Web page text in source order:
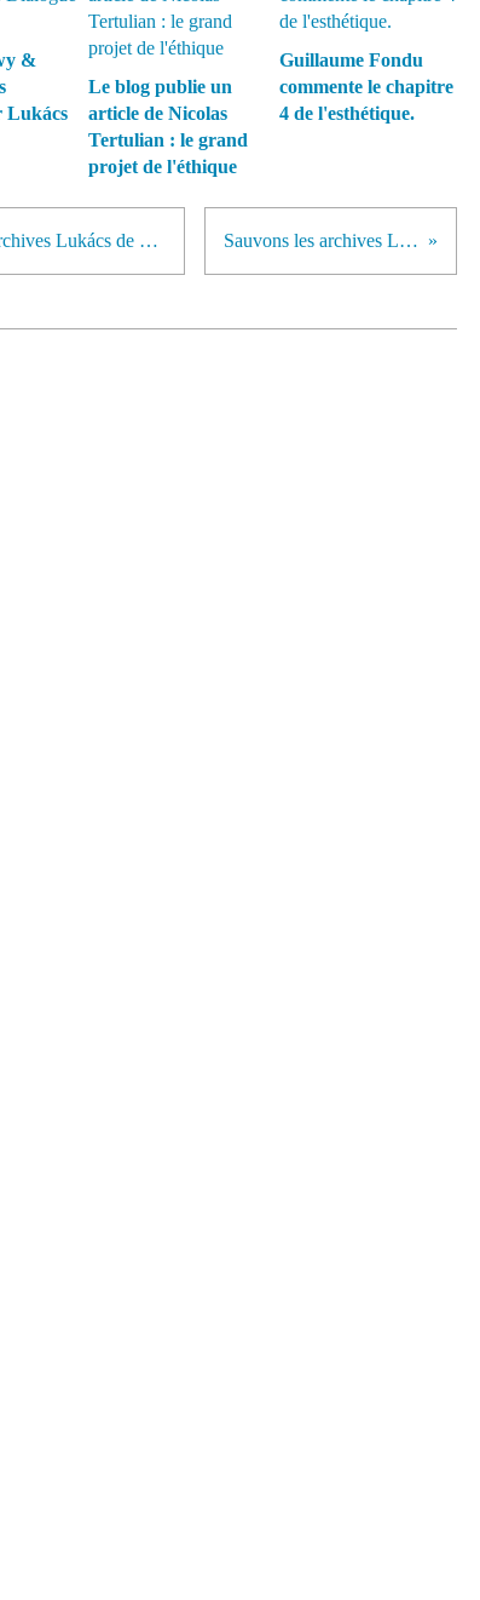
&
Lukács
Le blog publie un
article de Nicolas
Tertulian : le grand
projet de l'éthique
Guillaume Fondu
commente le chapitre
4 de l'esthétique.
Pétition pour la sauvegarde des archives Lukács de Budapest. Sauvons les archives Lukács